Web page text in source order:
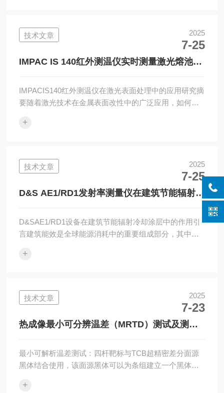
样品交叉污染。操作步骤：降温与断电：待炉温降至
≤80℃后，关闭电源并悬挂“维护中”警示牌。若炉膛内残
留高温样品，需使用长柄耐高温镊子(如陶瓷材质)取出，
避免直接触碰。清洁工具选择：软毛刷：清理炉膛...
技术文章 2025
7-25
IMPAC IS 140红外测温仪实时测量激光熔池温
IMPACIS140红外测温仪在激光表面处理中的应用研究摘
要随着激光技术在金属表面改性中的广泛应用，如何实
量的关键因素。IMPACIS140红外测温仪作为一种高精
合金Ti6Al4V的高功率二极管激光（HPDDL）处理实验，
探讨了IS140测温仪在实时温度监测、发射率校准与激光
吸收率估算等方面的重要作用，为高温金属材料激光加
工的过程优化...
+
技术文章 2025
7-25
D&S AE1/RD1发射率测量仪在建筑节能辐射冷
D&SAE1/RD1设备在建筑节能辐射冷却涂层中的作用引
言建筑能效是全球能源消耗中的重要组成部分，其中制
光并以长波辐射的形式释放热量，成为一种无耗能、安
能至关重要。D&SAE1/RD1半球辐射发射率计在测量这
些涂层的长波辐射性能方面发挥了关键作用，为研究提
供了必要的数据，帮助评估涂层在建筑节能中的长期应
用潜力。D&SAE1/RD1设备...
+
技术文章 2025
7-23
热成像最小可分辨温差（MRTD）测试及测试
最小可解析温差测试：四杆靶标与TCB超精密差分面源
黑体结合使用，该面源黑体可以为条组建立一个黑体等
黑体由条之间的区域形成（图1）。目标被成像到热成像
+